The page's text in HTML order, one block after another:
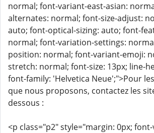
normal; font-variant-east-asian:
alternates: normal; font-size-adjust:
auto; font-optical-sizing: auto; font-
normal; font-variation-settings:
position: normal; font-variant-emoji:
stretch: normal; font-size: 13px; line-
font-family: 'Helvetica Neue';">Pour
que nous proposons, contactez les
dessous :
<p class="p2" style="margin: 0px;